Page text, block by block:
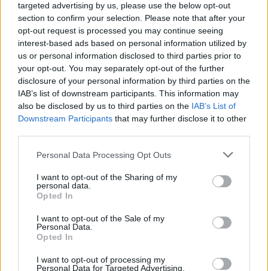
targeted advertising by us, please use the below opt-out
section to confirm your selection. Please note that after your
opt-out request is processed you may continue seeing
interest-based ads based on personal information utilized by
us or personal information disclosed to third parties prior to
your opt-out. You may separately opt-out of the further
disclosure of your personal information by third parties on the
IAB’s list of downstream participants. This information may
also be disclosed by us to third parties on the IAB’s List of
Downstream Participants that may further disclose it to other
Personal Data Processing Opt Outs
I want to opt-out of the Sharing of my
personal data.
Opted In
I want to opt-out of the Sale of my
Personal Data.
Opted In
I want to opt-out of processing my
Personal Data for Targeted Advertising.
“Millennium Estoril Open 2026” regressou ao circuito ATP
com vitória do francês Luca Van Assche
Castelo Branco: “Bienal Internacional de Artes e Ofícios”
promete afirmar artesanato, património e inovação como
“motores de desenvolvimento económico e cultural” do
município português
Covilhã: Especialista aponta investimento estrangeiro e
Rio de Janeiro: Governo do Estado propõe parceria com a
FUNCEX para “reforçar inteligência sobre comércio
exterior”